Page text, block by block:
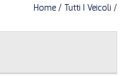
Home / Tutti I Veicoli /